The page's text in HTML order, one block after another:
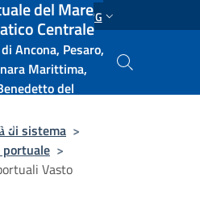
ENG
del Mare
Centrale
Ancona, Pesaro,
Marittima,
del
di sistema >
portuale >
Vasto